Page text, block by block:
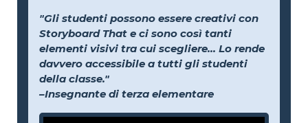
"Gli studenti possono essere creativi con
Storyboard That e ci sono così tanti
elementi visivi tra cui scegliere... Lo rende
davvero accessibile a tutti gli studenti
della classe."
–Insegnante di terza elementare